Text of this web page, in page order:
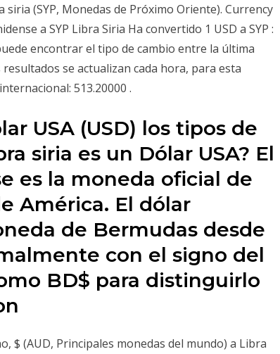
(SYP, Monedas de Próximo Oriente). Currency
a SYP Libra Siria Ha convertido 1 USD a SYP :
encontrar el tipo de cambio entre la última
se actualizan cada hora, para esta
513.20000 .
USA (USD) los tipos de
siria es un Dólar USA? El
es la moneda oficial de
América. El dólar
de Bermudas desde
con el signo del
BD$ para distinguirlo
$ (AUD, Principales monedas del mundo) a Libra